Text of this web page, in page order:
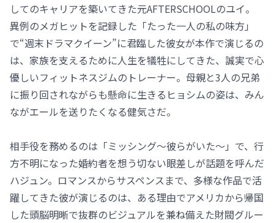
してのキャリアを築いてきた元AFTERSCHOOLのユイ。
異例のメガヒットを記録した「たった一人の私の味方」
で“週末ドラマクイーン”に君臨した彼女が本作で演じるの
は、家族を支えるために人生を犠牲にしてきた、誠実で心
優しいフィットネスジムのトレーナー。母親と3人の兄弟
に振り回されながらも懸命に生きるヒョシムの姿は、みん
ながエールを送りたくなる健気さだ。
相手役を務めるのは「ミッシング～彼らがいた～」で、行
方不明になった婚約者を想う切ない眼差しが話題を呼んだ
ハジュン。ロマンスからサスペンスまで、多様な作品で活
躍してきた彼が演じるのは、ある理由でアメリカから帰国
した頭脳明晰で抜群のビジュアルを兼ね備えた財閥グルー